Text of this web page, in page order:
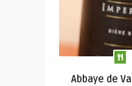
Abbaye de